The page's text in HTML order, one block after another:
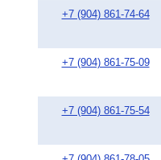
+7 (904) 861-74-64
+7 (904) 861-75-09
+7 (904) 861-75-54